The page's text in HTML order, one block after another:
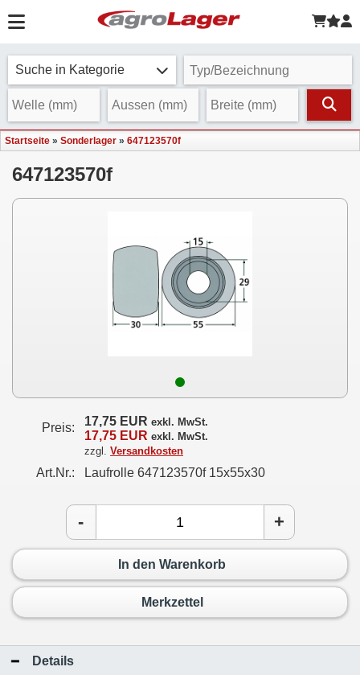
Suche in Kategorie
Startseite » Sonderlager » 647123570f
647123570f
Preis: 17,75 EUR exkl. MwSt.
17,75 EUR exkl. MwSt.
zzgl. Versandkosten
Art.Nr.: Laufrolle 647123570f 15x55x30
- +
In den Warenkorb
Merkzettel
Details